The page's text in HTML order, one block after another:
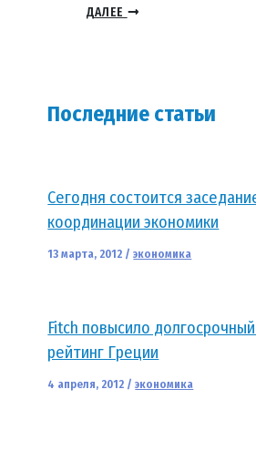
ДАЛЕЕ
Последние статьи
Сегодня состоится
координации экономики
13 марта, 2012 /экономика
Fitch повысило
рейтинг Греции
4 апреля, 2012 /экономика